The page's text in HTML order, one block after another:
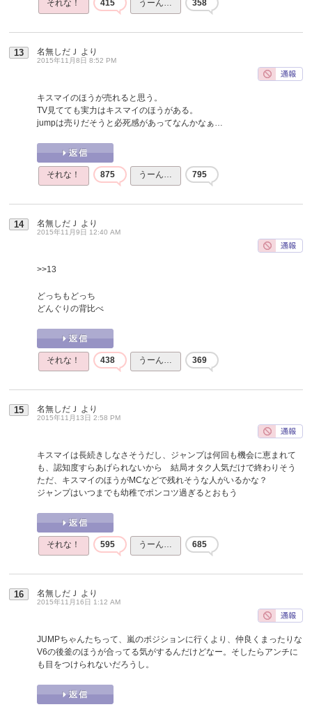
それな！ 415 うーん… 358
13 名無しだＪ より
2015年11月8日 8:52 PM
キスマイのほうが売れると思う。
TV見てても実力はキスマイのほうがある。
jumpは売りだそうと必死感があってなんかなぁ…
それな！ 875 うーん… 795
14 名無しだＪ より
2015年11月9日 12:40 AM
>>13
どっちもどっち
どんぐりの背比べ
それな！ 438 うーん… 369
15 名無しだＪ より
2015年11月13日 2:58 PM
キスマイは長続きしなさそうだし、ジャンプは何回も機会に恵まれて
も、認知度すらあげられないから 結局オタク人気だけで終わりそう
ただ、キスマイのほうがMCなどで残れそうな人がいるかな？
ジャンプはいつまでも幼稚でポンコツ過ぎるとおもう
それな！ 595 うーん… 685
16 名無しだＪ より
2015年11月16日 1:12 AM
JUMPちゃんたちって、嵐のポジションに行くより、仲良くまったりな
V6の後釜のほうが合ってる気がするんだけどなー。そしたらアンチに
も目をつけられないだろうし。